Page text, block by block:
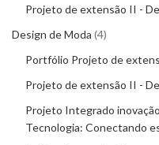
Projeto de extensão II -
Design de Moda 4
Portfólio Projeto de
Projeto de extensão II -
Projeto Integrado
Tecnologia: Conectando